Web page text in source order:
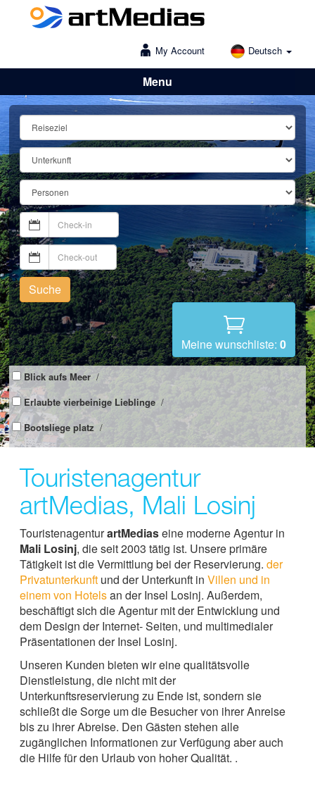
My Account Deutsch
Menu
Lošinj
Suche
Meine wunschliste: 0
Blick aufs Meer /
Erlaubte vierbeinige Lieblinge /
Bootsliege platz/
Touristenagentur
artMedias, Mali Losinj
TouristenagenturartMediaseine moderne Agentur in
Mali Losinj, die seit 2003 tätig ist. Unsere primäre
Tätigkeit ist die Vermittlung bei der Reservierung. der
Privatunterkunft und der Unterkunft in Villen und in
einem von Hotelsan der Insel Losinj. Außerdem,
beschäftigt sich die Agentur mit der Entwicklung und
dem Design der Internet- Seiten, und multimedialer
Präsentationen der Insel Losinj.
Unseren Kunden bieten wir eine qualitätsvolle
Dienstleistung, die nicht mit der
Unterkunftsreservierung zu Ende ist, sondern sie
schließt die Sorge um die Besucher von ihrer Anreise
bis zu ihrer Abreise. Den Gästen stehen alle
zugänglichen Informationen zur Verfügung aber auch
die Hilfe für den Urlaub von hoher Qualität. .